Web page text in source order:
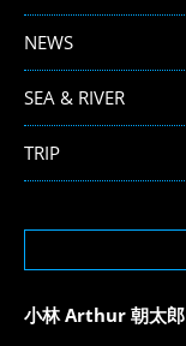
NEWS
SEA & RIVER
TRIP
小林 Arthur 朝太郎